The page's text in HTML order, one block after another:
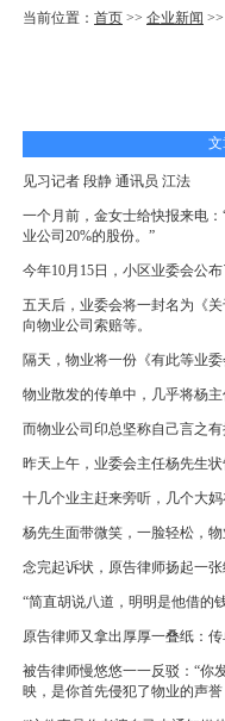
当前位置： 首页 >> 企业新闻 >>
见习记者 段静 通讯员 江法
一个月前，金女士给快报来电
业公司20%的股份。”
今年10月15日，小区业委会公
五天后，业委会将一封名为《
向物业公司索赔等。
隔天，物业将一份《有此等业
物业散发的传单中，几乎将杨
而物业公司印总坚称自己言之
昨天上午，业委会主任杨先生
十几个业主赶来旁听，几个大
杨先生面带微笑，一脸轻松，物
念完起诉状，原告律师扬起一
“简直胡说八道，明明是他借的
原告律师又拿出厚厚一叠纸：
被告律师慢悠悠一一反驳：“你
映，是你首先侵犯了物业的声